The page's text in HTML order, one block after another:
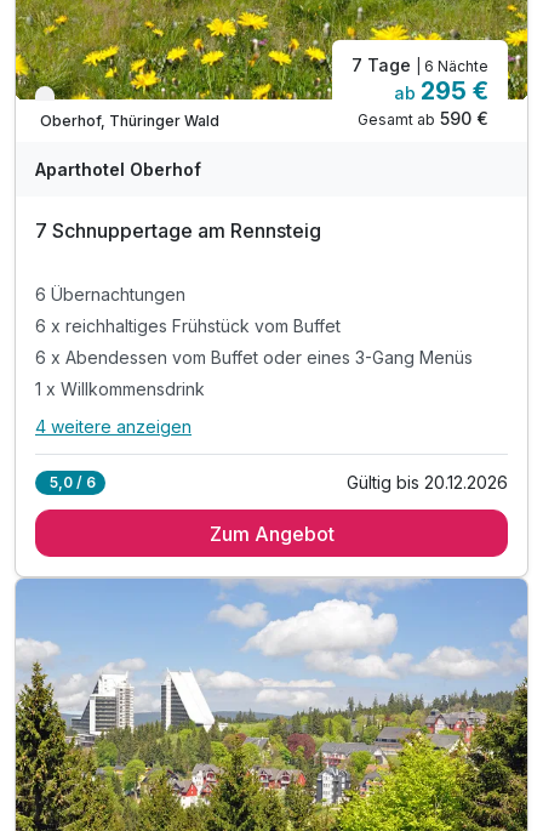
Verfügbar bis Dezember
Oberhof, Thüringer Wald
7 Tage | 6 Nächte
ab 295 €
Gesamt ab 590 €
Aparthotel Oberhof
7 Schnuppertage am Rennsteig
6 Übernachtungen
6 x reichhaltiges Frühstück vom Buffet
6 x Abendessen vom Buffet oder eines 3-Gang Menüs
1 x Willkommensdrink
Alle Inklusivleistungen
6 x reichhaltiges Frühstück vom Buffet
inkl. Nutzung der hoteleigenen Sauna
inkl. Parkplatz
inkl. WLAN
Massagen nach Vereinbarung möglich
4 weitere anzeigen
5,0 / 6 Gültig bis 20.12.2026
Zum Angebot